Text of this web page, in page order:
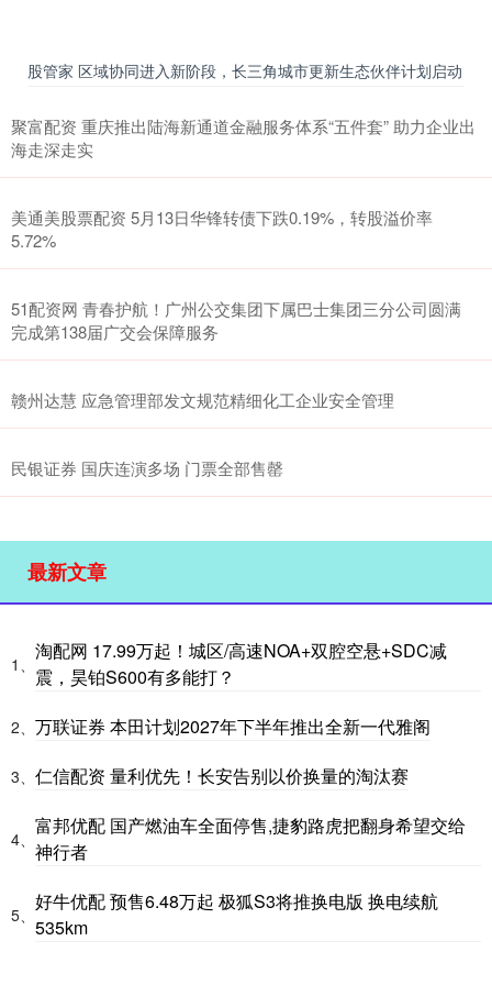
股管家 区域协同进入新阶段，长三角城市更新生态伙伴计划启动
聚富配资 重庆推出陆海新通道金融服务体系“五件套” 助力企业出
海走深走实
美通美股票配资 5月13日华锋转债下跌0.19%，转股溢价率
5.72%
51配资网 青春护航！广州公交集团下属巴士集团三分公司圆满
完成第138届广交会保障服务
赣州达慧 应急管理部发文规范精细化工企业安全管理
民银证券 国庆连演多场 门票全部售罄
最新文章
1、
淘配网 17.99万起！城区/高速NOA+双腔空悬+SDC减
震，昊铂S600有多能打？
2、 万联证券 本田计划2027年下半年推出全新一代雅阁
3、 仁信配资 量利优先！长安告别以价换量的淘汰赛
4、
富邦优配 国产燃油车全面停售,捷豹路虎把翻身希望交给
神行者
5、
好牛优配 预售6.48万起 极狐S3将推换电版 换电续航
535km